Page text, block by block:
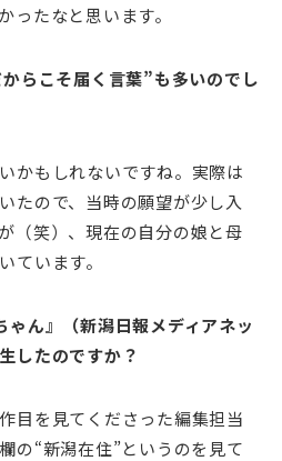
ったなと思います。
らこそ届く言葉”も多いのでし
かもしれないですね。実際は
たので、当時の願望が少し入
（笑）、現在の自分の娘と母
ています。
ん』（新潟日報メディアネッ
したのですか？
目を見てくださった編集担当
の“新潟在住”というのを見て